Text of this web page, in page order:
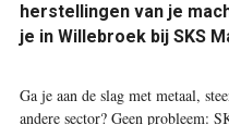
herstellingen van je
je in Willebroek bij SKS
Ga je aan de slag met metaal,
andere ­sector? Geen probleem: